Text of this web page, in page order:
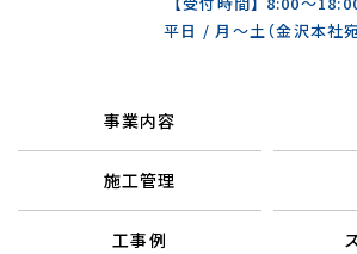
事業内容
施工管理
工事例
平日 / 月〜土（金沢本社宛